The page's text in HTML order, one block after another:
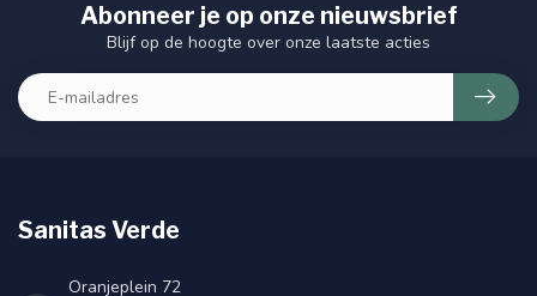
Abonneer je op onze nieuwsbrief
Blijf op de hoogte over onze laatste acties
Sanitas Verde
Oranjeplein 72